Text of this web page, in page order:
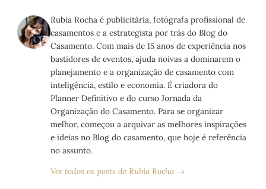
Rubia Rocha é publicitária, fotógrafa profissional de
casamentos e a estrategista por trás do Blog do
Casamento. Com mais de 15 anos de experiência nos
bastidores de eventos, ajuda noivas a dominarem o
planejamento e a organização de casamento com
inteligência, estilo e economia. É criadora do
Planner Definitivo e do curso Jornada da
Organização do Casamento. Para se organizar
melhor, começou a arquivar as melhores inspirações
e ideias no Blog do casamento, que hoje é referência
no assunto.
Ver todos os posts de Rubia Rocha →